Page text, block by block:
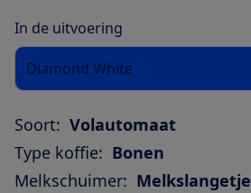
In de uitvoering
Diamond White
Soort: Volautomaat
Type koffie: Bonen
Melkschuimer: Melkslangetje